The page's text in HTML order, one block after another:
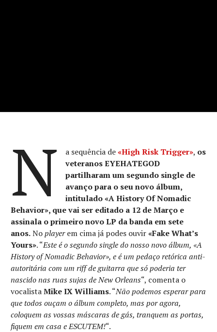
N a sequência de«High Risk Trigger», os
veteranos EYEHATEGOD
partilharam um segundo single de
avanço para o seu novo álbum,
intitulado «A History Of Nomadic
Behavior», que vai ser editado a 12 de Março e
assinala o primeiro novo LP da banda em sete
anos.Noplayerem cima já podes ouvir«Fake What’s
Yours». “Este é o segundo single do nosso novo álbum, «A
History of Nomadic Behavior», e é um pedaço retórica anti-
autoritária com um riff de guitarra que só poderia ter
nascido nas ruas sujas de New Orleans“, comenta o
vocalistaMike IX Williams. “Não podemos esperar para
que todos ouçam o álbum completo, mas por agora,
coloquem as vossas máscaras de gás, tranquem as portas,
fiquem em casa e ESCUTEM!“.